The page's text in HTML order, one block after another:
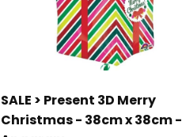
SALE > Present 3D Merry
Christmas - 38cm x 38cm -